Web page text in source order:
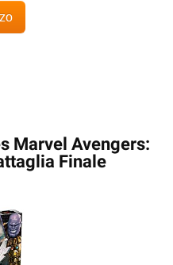
Marvel Avengers:
Finale